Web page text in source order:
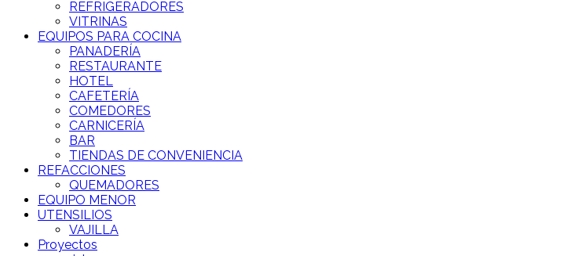
REFRIGERADORES
VITRINAS
EQUIPOS PARA COCINA
PANADERÍA
RESTAURANTE
HOTEL
CAFETERÍA
COMEDORES
CARNICERÍA
BAR
TIENDAS DE CONVENIENCIA
REFACCIONES
QUEMADORES
EQUIPO MENOR
UTENSILIOS
VAJILLA
Proyectos